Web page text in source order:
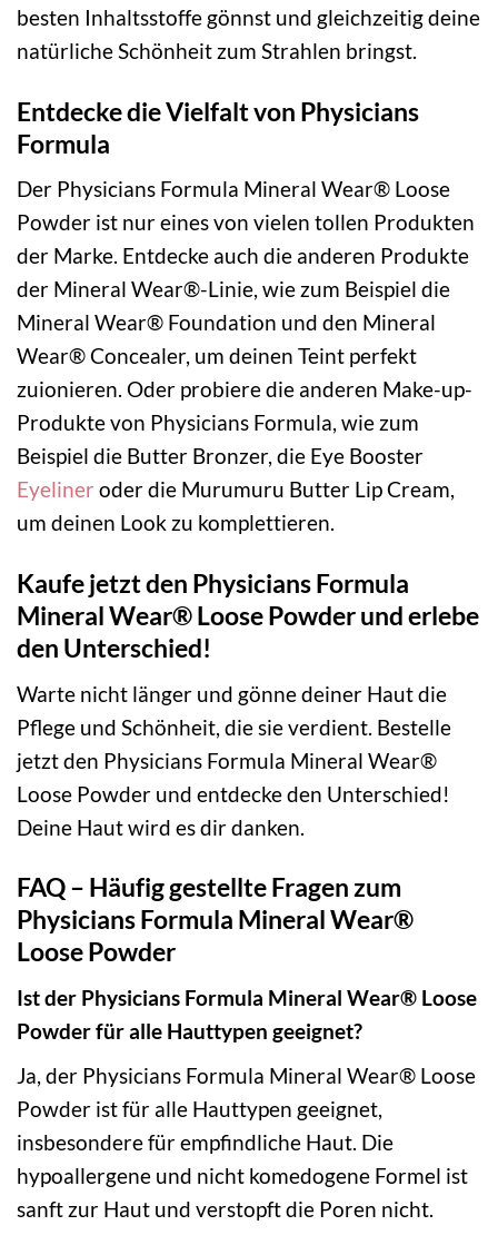
besten Inhaltsstoffe gönnst und gleichzeitig deine
natürliche Schönheit zum Strahlen bringst.
Entdecke die Vielfalt von Physicians
Formula
Der Physicians Formula Mineral Wear® Loose
Powder ist nur eines von vielen tollen Produkten
der Marke. Entdecke auch die anderen Produkte
der Mineral Wear®-Linie, wie zum Beispiel die
Mineral Wear® Foundation und den Mineral
Wear® Concealer, um deinen Teint perfekt
zuionieren. Oder probiere die anderen Make-up-
Produkte von Physicians Formula, wie zum
Beispiel die Butter Bronzer, die Eye Booster
Eyeliner oder die Murumuru Butter Lip Cream,
um deinen Look zu komplettieren.
Kaufe jetzt den Physicians Formula
Mineral Wear® Loose Powder und erlebe
den Unterschied!
Warte nicht länger und gönne deiner Haut die
Pflege und Schönheit, die sie verdient. Bestelle
jetzt den Physicians Formula Mineral Wear®
Loose Powder und entdecke den Unterschied!
Deine Haut wird es dir danken.
FAQ – Häufig gestellte Fragen zum
Physicians Formula Mineral Wear®
Loose Powder
Ist der Physicians Formula Mineral Wear® Loose
Powder für alle Hauttypen geeignet?
Ja, der Physicians Formula Mineral Wear® Loose
Powder ist für alle Hauttypen geeignet,
insbesondere für empfindliche Haut. Die
hypoallergene und nicht komedogene Formel ist
sanft zur Haut und verstopft die Poren nicht.